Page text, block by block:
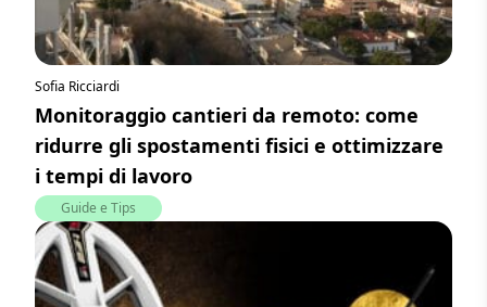
Sofia Ricciardi
Monitoraggio cantieri da remoto: come
ridurre gli spostamenti fisici e ottimizzare
i tempi di lavoro
Guide e Tips